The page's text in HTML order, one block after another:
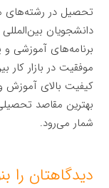
تحصیل در رشته‌های
دانشجویان
برنامه‌های آموزشی و
موفقیت در بازار کار
کیفیت بالای آموزش
بهترین مقاصد
شمار می‌رود.
دیدگاهتان را